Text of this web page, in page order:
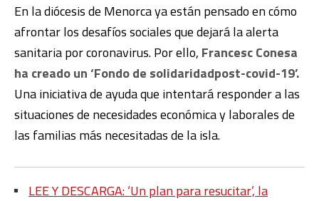
En la diócesis de Menorca ya están pensado en cómo
afrontar los desafíos sociales que dejará la alerta
sanitaria por coronavirus. Por ello, Francesc Conesa
ha creado un ‘Fondo de solidaridadpost-covid-19’.
Una iniciativa de ayuda que intentará responder a las
situaciones de necesidades económica y laborales de
las familias más necesitadas de la isla.
LEE Y DESCARGA: ‘Un plan para resucitar’, la